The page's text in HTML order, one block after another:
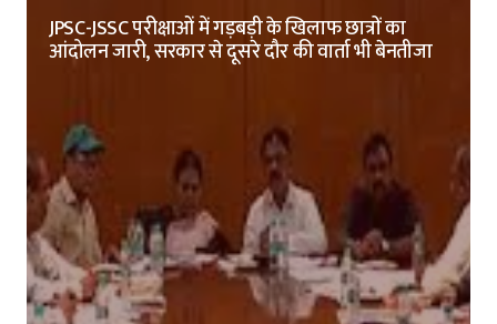
JPSC-JSSC परीक्षाओं में गड़बड़ी के खिलाफ छात्रों का
आंदोलन जारी, सरकार से दूसरे दौर की वार्ता भी बेनतीजा